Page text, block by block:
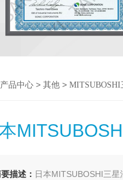
产品中心> 其他> MITSUBOSHI
描述： 日本MITSUBOSHI三